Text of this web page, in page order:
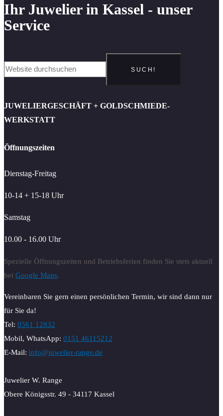
Ihr Juwelier in Kassel - unser
Service
SUCH!
JUWELIERGESCHÄFT + GOLDSCHMIEDE-
WERKSTATT
Öffnungszeiten
Dienstag-Freitag
10-14 + 15-18 Uhr
Samstag
10.00 - 16.00 Uhr
Spezielle Öffnungszeiten und Betriebsferien finden Sie stets aktuell
bei Google Maps.
Vereinbaren Sie gern einen persönlichen Termin, wir sind dann nur
für Sie da!
Tel: 0561 12832
Mobil, WhatsApp: 0151 46115212
E-Mail: info@juwelier-range.de
Juwelier W. Range
Obere Königsstr. 49 - 34117 Kassel